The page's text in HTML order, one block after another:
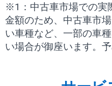
※1：中古車市場での実
金額のため、中古車市
い車種など、一部の車
い場合が御座います。